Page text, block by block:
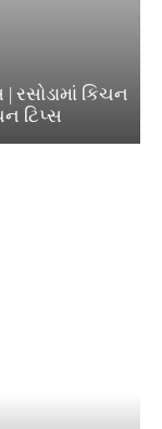
રસોડામાં કિચન
ટિપ્સ